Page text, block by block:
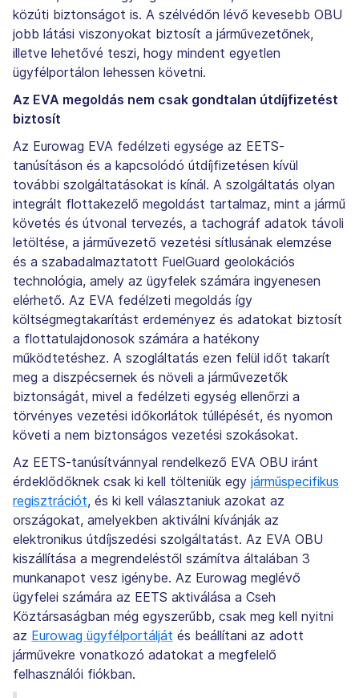
közúti biztonságot is. A szélvédőn lévő kevesebb OBU
jobb látási viszonyokat biztosít a járművezetőnek,
illetve lehetővé teszi, hogy mindent egyetlen
ügyfélportálon lehessen követni.
Az EVA megoldás nem csak gondtalan útdíjfizetést
biztosít
Az Eurowag EVA fedélzeti egysége az EETS-
tanúsításon és a kapcsolódó útdíjfizetésen kívül
további szolgáltatásokat is kínál. A szolgáltatás olyan
integrált flottakezelő megoldást tartalmaz, mint a jármű
követés és útvonal tervezés, a tachográf adatok távoli
letöltése, a járművezető vezetési sítlusának elemzése
és a szabadalmaztatott FuelGuard geolokációs
technológia, amely az ügyfelek számára ingyenesen
elérhető. Az EVA fedélzeti megoldás így
költségmegtakarítást erdeményez és adatokat biztosít
a flottatulajdonosok számára a hatékony
működtetéshez. A szogláltatás ezen felül időt takarít
meg a diszpécsernek és növeli a járművezetők
biztonságát, mivel a fedélzeti egység ellenőrzi a
törvényes vezetési időkorlátok túllépését, és nyomon
követi a nem biztonságos vezetési szokásokat.
Az EETS-tanúsítvánnyal rendelkező EVA OBU iránt
érdeklődőknek csak ki kell tölteniük egy járműspecifikus
regisztrációt, és ki kell választaniuk azokat az
országokat, amelyekben aktiválni kívánják az
elektronikus útdíjszedési szolgáltatást. Az EVA OBU
kiszállítása a megrendeléstől számítva általában 3
munkanapot vesz igénybe. Az Eurowag meglévő
ügyfelei számára az EETS aktiválása a Cseh
Köztársaságban még egyszerűbb, csak meg kell nyitni
az Eurowag ügyfélportálját és beállítani az adott
járművekre vonatkozó adatokat a megfelelő
felhasználói fiókban.